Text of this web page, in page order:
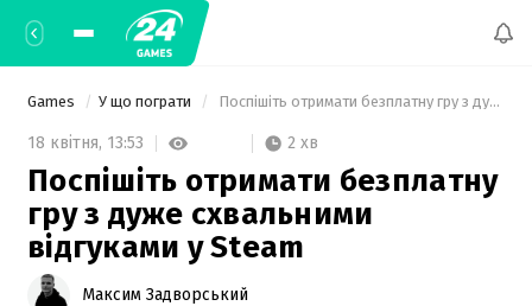
Games У що пограти Поспішіть отримати безплатну гру з дуже схвальними відгуками у Steam
18 квітня, 13:53 2 хв
Поспішіть отримати безплатну
гру з дуже схвальними
відгуками у Steam
Максим Задворський